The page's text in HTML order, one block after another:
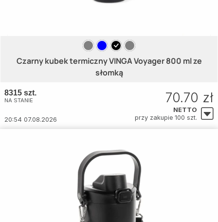
Czarny kubek termiczny VINGA Voyager 800 ml ze
słomką
8315 szt.
NA STANIE
20:54 07.08.2026
70.70 zł
NETTO
przy zakupie 100 szt.